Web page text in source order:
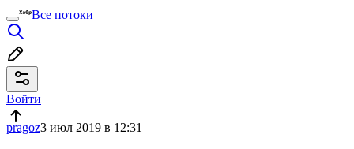
Все потоки
Войти
pragoz3 июл 2019 в 12:31